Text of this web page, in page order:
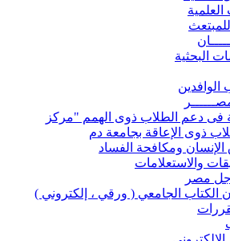
العلمية
البحثية
الوافدين
فى دعم الطلاب ذوى الهمم "مركز
ذوى الإعاقة بجامعة دم
ومكافحة الفساد
والاستعلامات
مصر
الكتاب الجامعي ( ورقي ، إلكتروني )